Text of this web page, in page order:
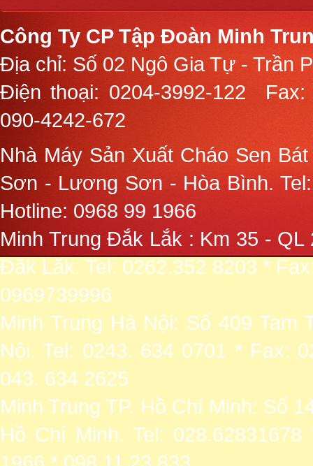
Công Ty CP Tập Đoàn Minh
Địa chỉ: Số 02 Ngô Gia Tự - Trần
Điện thoại: 0204-3992-122
Fax:
090-4242-672
Nhà Máy Sản Xuất Cháo Sen
Sơn - Lương Sơn - Hòa Bình.
Hotline: 0968 99 1966
Minh Trung Đắk Lắk : Km 35 -
Đăk Lăk. Tel: 0262.352 8203 *
0969739996
Minh Trung Hà Nội: Số 409
Nội. Tel: 0243. 634 0701 * Fax:
043. 634 2625
Minh Trung TP. Hồ Chí Minh: Số
Hồ Chí Minh. Tel: